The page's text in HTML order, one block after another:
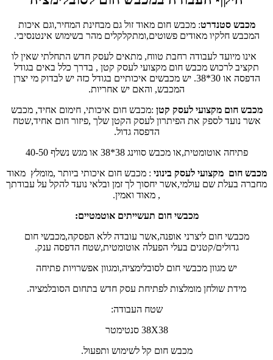
מכבש סטנדרט: מכבש חום מאוד זול גם מבחינת המחיר,וגם איכות
המכבש חלקיו מאודים פשוטים,ומתקלקלים מהר בשימוש אינטנסיבי.
אינו מיועד לעבודה רחבת טווח, מתאים לעסק חדש התחלתי שאין לו
תקציב לרכוש מכבש חום מקצועי לעסק קטן , בדרך כלל באים בגודל
הדפסה או 30*38. יש מכבשים איכותיים בגודל כזה יש לבדוק מי יצרן
המכבש, והאם יש אחריות.
מכבש חום מקצועי לעסק קטן :מכבש חום איכותי, חימום אחיד, מכבש
אשר נועד לספק את הפיתרון לעסק הקטן שלך ,פיזור חום אחיד,שטח
הדפסה גדול.
פתיחה אוטומטית,או מכבש סווינג 38*38 או מגש נשלף 40-50
מכבש חום מקצועי לעסק בינוני : מכבש חום איכותי ביותר ,מומלץ מאוד
מחברה בעלת שם עולמי,אשר יחסוך לך זמן ובלאי נועד להקל על עבודתך
, מאוד ואמין.
מכבשי חום תעשייתים אוטמטיים:
מכבשי חום ליצרני אופנה,אשר עובדה ללא הפסקה,מכבשי חום
גדולים/קטנים בעלי הפעלה אוטומטית,שטח הדפסה ענק.
יש מגוון מכבשי חום לסובלימציה,ומגוון אפשרויות פתיחה
מידת שולחן מומלצות לפתיחת עסק חדש בתחום הסובלמציה.
שטח העבודה:
38X38 סנטימטר
מכבש חום קל לשימוש ותפעול.